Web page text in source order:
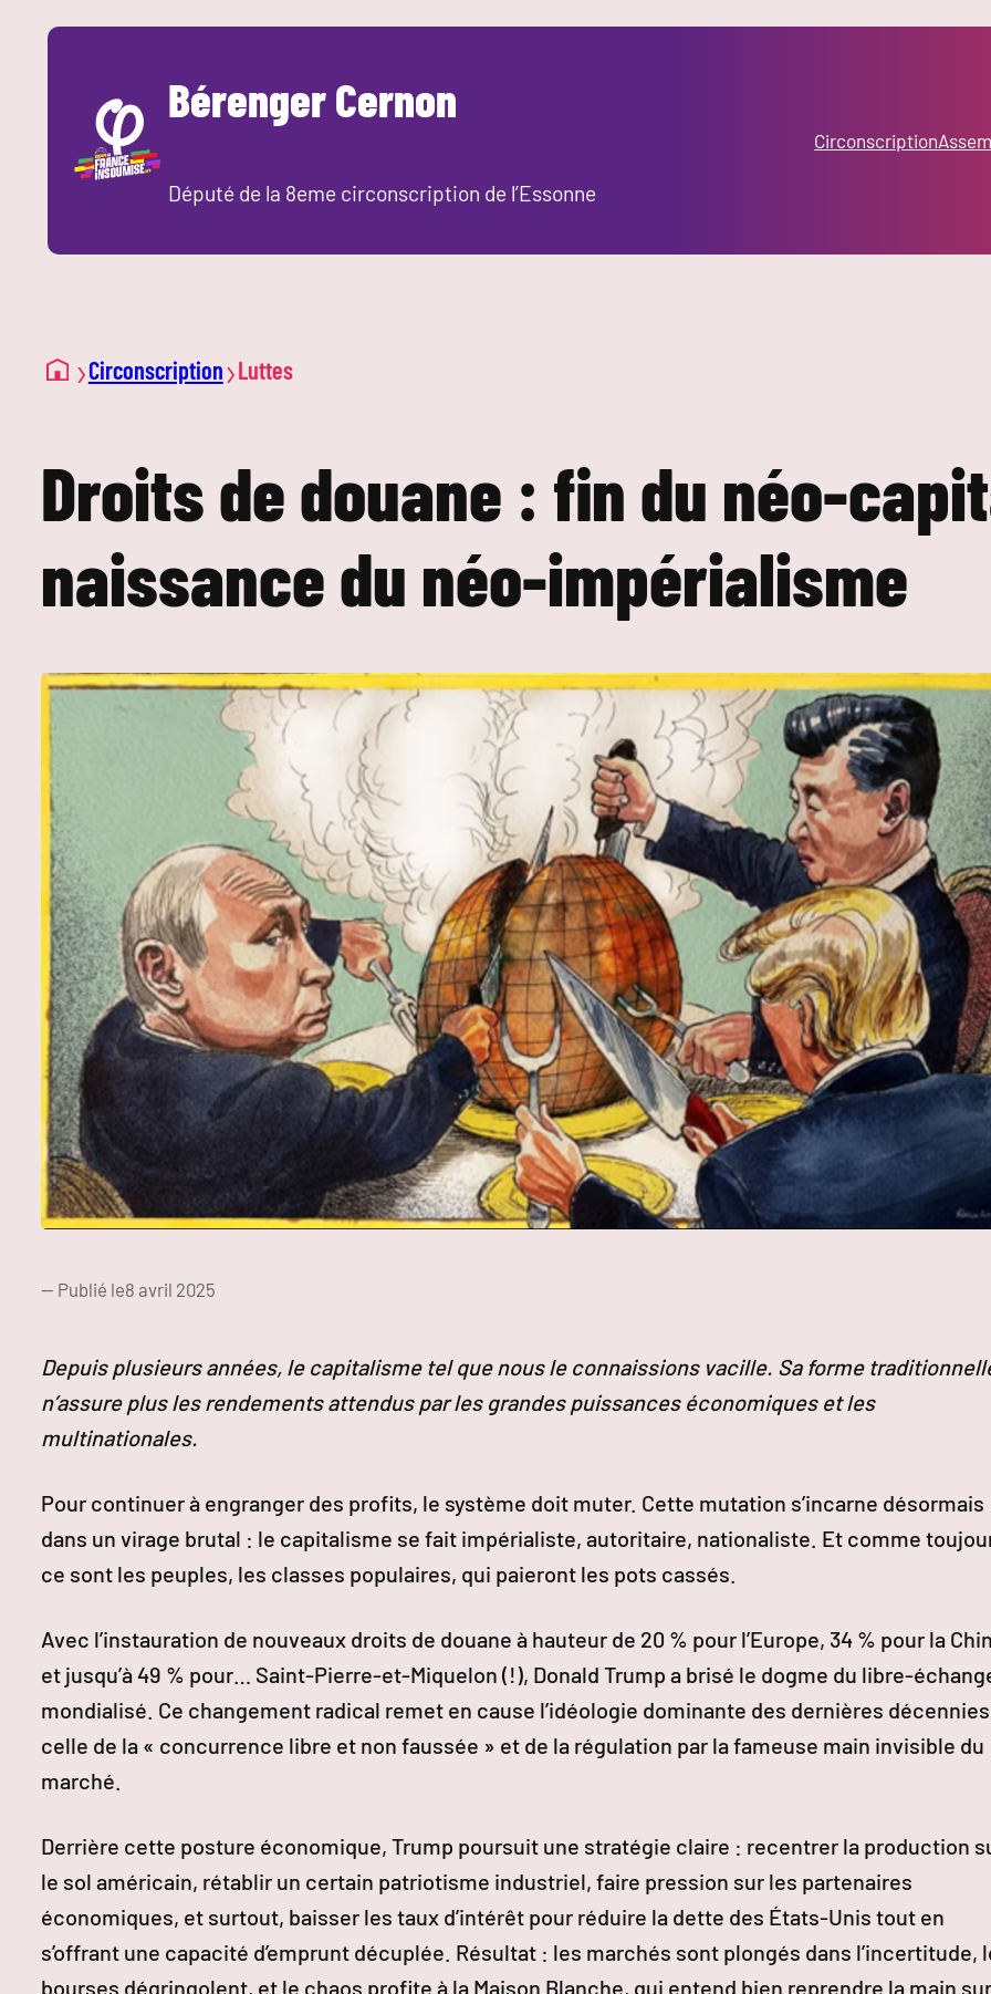
Bérenger Cernon
Député de la 8eme circonscription de l’Essonne
Circonscription
›Circonscription›Luttes
Droits de douane : fin du néo-
naissance du néo-impérialisme
— Publié le8 avril 2025
Depuis plusieurs années, le capitalisme tel que nous le connaissions vacille. Sa forme
n’assure plus les rendements attendus par les grandes puissances économiques et les
multinationales.
Pour continuer à engranger des profits, le système doit muter. Cette mutation s’incarne désormais
dans un virage brutal : le capitalisme se fait impérialiste, autoritaire, nationaliste. Et comme
ce sont les peuples, les classes populaires, qui paieront les pots cassés.
Avec l’instauration de nouveaux droits de douane à hauteur de 20 % pour l’Europe, 34 % pour la
et jusqu’à 49 % pour… Saint-Pierre-et-Miquelon (!), Donald Trump a brisé le dogme du libre-
mondialisé. Ce changement radical remet en cause l’idéologie dominante des dernières
celle de la « concurrence libre et non faussée » et de la régulation par la fameuse main invisible du
marché.
Derrière cette posture économique, Trump poursuit une stratégie claire : recentrer la production
le sol américain, rétablir un certain patriotisme industriel, faire pression sur les partenaires
économiques, et surtout, baisser les taux d’intérêt pour réduire la dette des États-Unis tout en
s’offrant une capacité d’emprunt décuplée. Résultat : les marchés sont plongés dans l’incertitude,
bourses dégringolent, et le chaos profite à la Maison Blanche, qui entend bien reprendre la main sur